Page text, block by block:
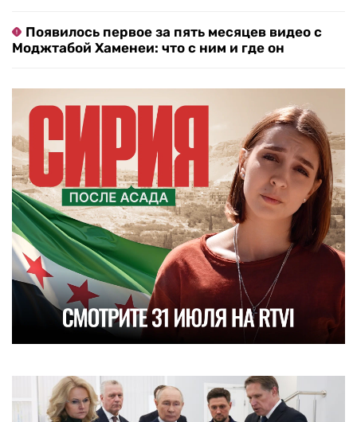
Появилось первое за пять месяцев видео с
Моджтабой Хаменеи: что с ним и где он